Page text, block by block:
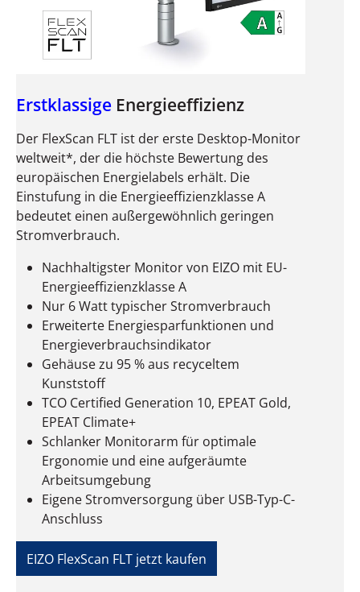
Erstklassige Energieeffizienz
Der FlexScan FLT ist der erste Desktop-Monitor
weltweit*, der die höchste Bewertung des
europäischen Energielabels erhält. Die
Einstufung in die Energieeffizienzklasse A
bedeutet einen außergewöhnlich geringen
Stromverbrauch.
Nachhaltigster Monitor von EIZO mit EU-
Energieeffizienzklasse A
Nur 6 Watt typischer Stromverbrauch
Erweiterte Energiesparfunktionen und
Energieverbrauchsindikator
Gehäuse zu 95 % aus recyceltem
Kunststoff
TCO Certified Generation 10, EPEAT Gold,
EPEAT Climate+
Schlanker Monitorarm für optimale
Ergonomie und eine aufgeräumte
Arbeitsumgebung
Eigene Stromversorgung über USB-Typ-C-
Anschluss
EIZO FlexScan FLT jetzt kaufen